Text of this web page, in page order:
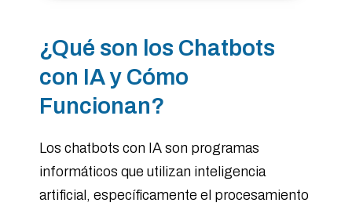
¿Qué son los Chatbots
con IA y Cómo
Funcionan?
Los chatbots con IA son programas
informáticos que utilizan inteligencia
artificial, específicamente el procesamiento